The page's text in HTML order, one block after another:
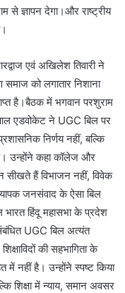
से ज्ञापन देगा।और राष्ट्रीय
एवं अखिलेश तिवारी ने
समाज को लगातार निशाना
है।बैठक में भगवान परशुराम
एडवोकेट ने UGC बिल पर
निर्णय नहीं, बल्कि
उन्होंने कहा कॉलेज और
सीखते हैं विभाजन नहीं, विवेक
जनसंवाद के ऐसा बिल
भारत हिंदू महासभा के प्रदेश
UGC बिल अत्यंत
की सहभागिता के
में नहीं है। उन्होंने स्पष्ट किया
शिक्षा में न्याय, समान अवसर